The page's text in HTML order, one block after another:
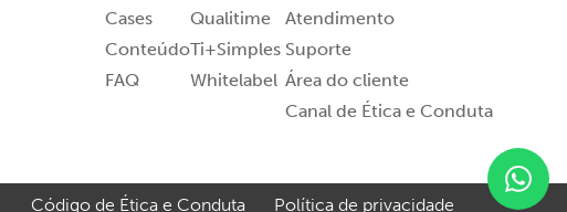
Cases
Conteúdo
FAQ
Qualitime
Ti+Simples
Whitelabel
Atendimento
Suporte
Área do cliente
Canal de Ética e Conduta
Código de Ética e Conduta Política de privacidade